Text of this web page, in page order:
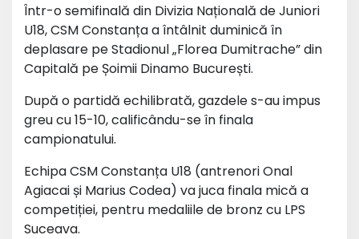
Într-o semifinală din Divizia Națională de Juniori
U18, CSM Constanța a întâlnit duminică în
deplasare pe Stadionul „Florea Dumitrache” din
Capitală pe Șoimii Dinamo București.
După o partidă echilibrată, gazdele s-au impus
greu cu 15-10, calificându-se în finala
campionatului.
Echipa CSM Constanța U18 (antrenori Onal
Agiacai și Marius Codea) va juca finala mică a
competiției, pentru medaliile de bronz cu LPS
Suceava.